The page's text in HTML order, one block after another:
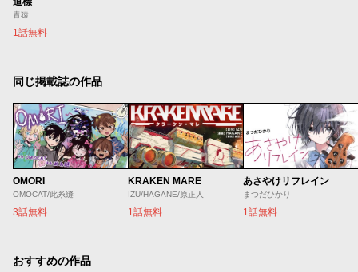
青猿
1話無料
同じ掲載誌の作品
OMORI
OMOCAT/此糸縫
3話無料
KRAKEN MARE
IZU/HAGANE/原正人
1話無料
あさやけリフレイン
まつだひかり
1話無料
おすすめの作品